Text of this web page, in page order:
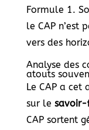
Formule 1.
le CAP n’est
vers des
Analyse des
atouts
Le CAP a
sur le savoir-
CAP sortent